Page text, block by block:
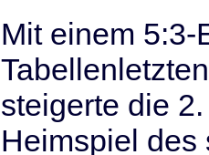
Mit einem 5:3-
steigerte die
Heimspiel des